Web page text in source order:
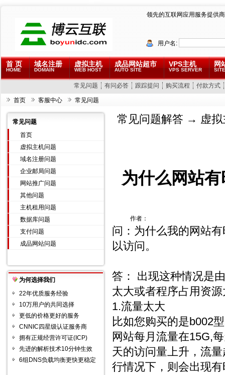
领先的互联网应用服务提供商
用户名:
首 页
HOME
域名注册
DOMAIN
虚拟主机
WEB HOST
成品网站超市
AUTO SITE
VPS主机
VPS SERVER
网
常见问题 有问必答 跟踪提问 购买流程 付款方式
首页 客服中心 常见问题
常见问题
首页
虚拟主机问题
域名注册问题
企业邮局问题
网站推广问题
其他问题
主机租用问题
数据库问题
支付问题
成品网站问题
为何选择我们
22年优质服务经验
10万用户的共同选择
更低的价格更好的服务
CNNIC四星级认证服务商
拥有正规经营许可证(ICP)
先进的解析技术10分钟生效
6组DNS负载均衡更快更稳定
常见问题解答 → 虚
为什么网站
作者：
问：为什么我的网站
以访问。
答： 出现这种情况是
太大或者程序占用资
1.流量太大
比如您购买的是b002
网站每月流量在15G,
天的访问量上升，流
行情况下，则会出现